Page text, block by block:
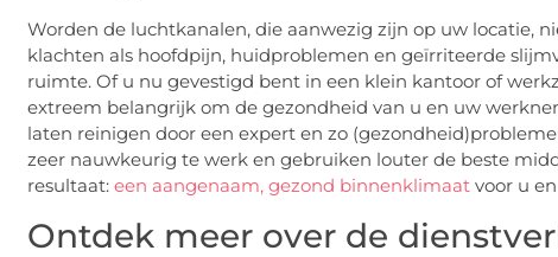
Worden de luchtkanalen, die aanwezig zijn op uw locatie,
klachten als hoofdpijn, huidproblemen en geïrriteerde
ruimte. Of u nu gevestigd bent in een klein kantoor of
extreem belangrijk om de gezondheid van u en uw
laten reinigen door een expert en zo
zeer nauwkeurig te werk en gebruiken louter de beste
resultaat: een aangenaam, gezond binnenklimaat voor u
Ontdek meer over de